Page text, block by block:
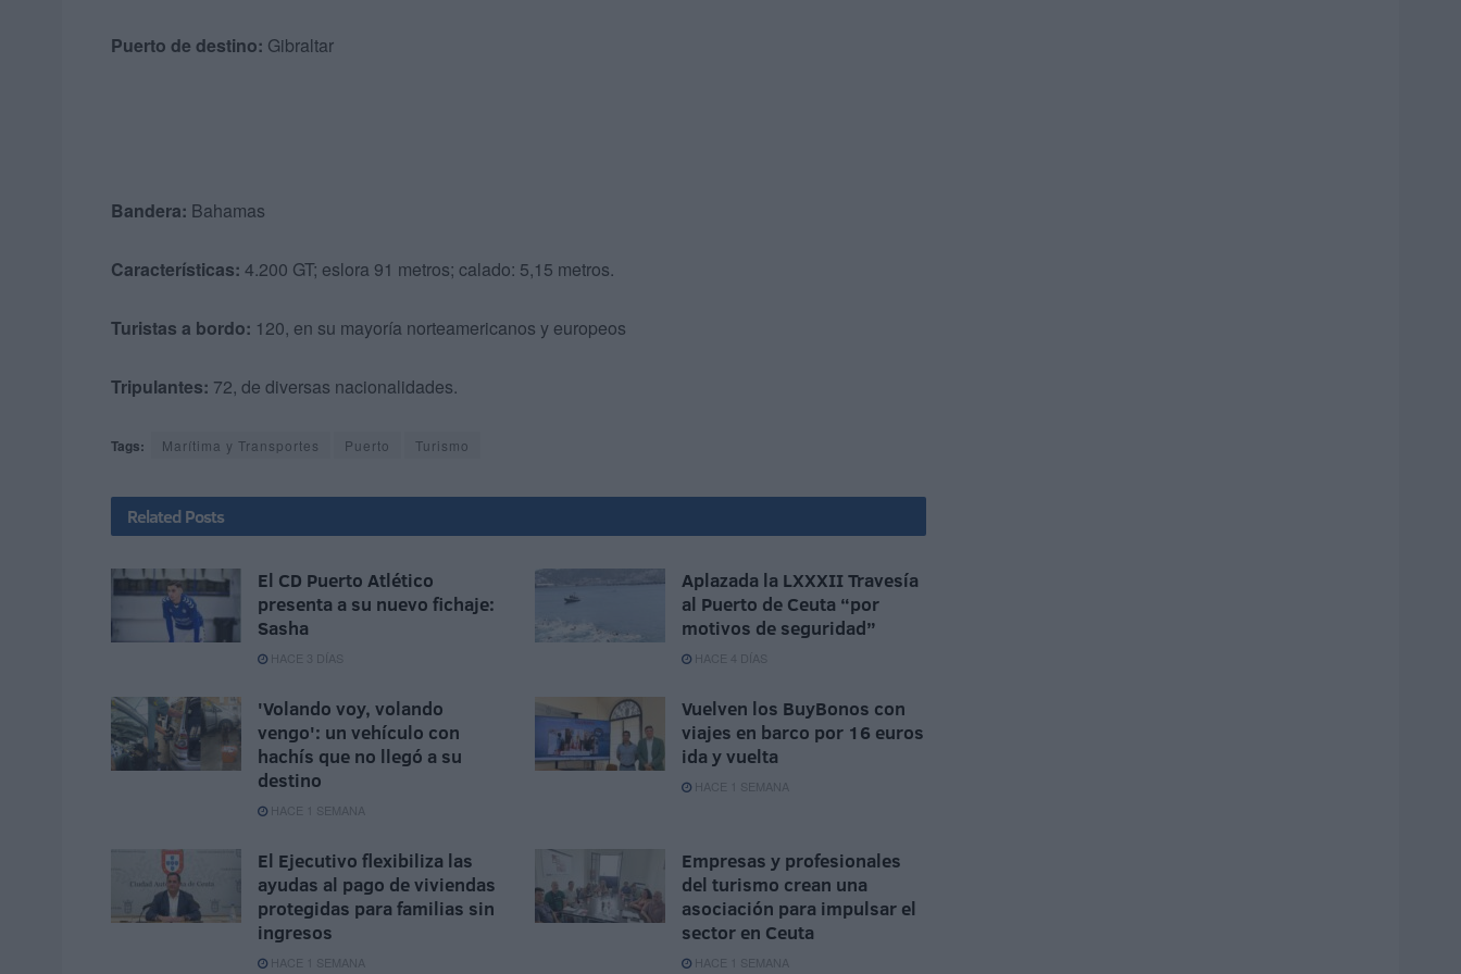
Puerto de destino: Gibraltar
Bandera: Bahamas
Características: 4.200 GT; eslora 91 metros; calado: 5,15 metros.
Turistas a bordo: 120, en su mayoría norteamericanos y europeos
Tripulantes: 72, de diversas nacionalidades.
Tags: Marítima y Transportes Puerto Turismo
Related Posts
El CD Puerto Atlético
presenta a su nuevo fichaje:
Sasha
HACE 3 DÍAS
Aplazada la LXXXII Travesía
al Puerto de Ceuta “por
motivos de seguridad”
HACE 4 DÍAS
'Volando voy, volando
vengo': un vehículo con
hachís que no llegó a su
destino
HACE 1 SEMANA
Vuelven los BuyBonos con
viajes en barco por 16 euros
ida y vuelta
HACE 1 SEMANA
El Ejecutivo flexibiliza las
ayudas al pago de viviendas
protegidas para familias sin
ingresos
HACE 1 SEMANA
Empresas y profesionales
del turismo crean una
asociación para impulsar el
sector en Ceuta
HACE 1 SEMANA